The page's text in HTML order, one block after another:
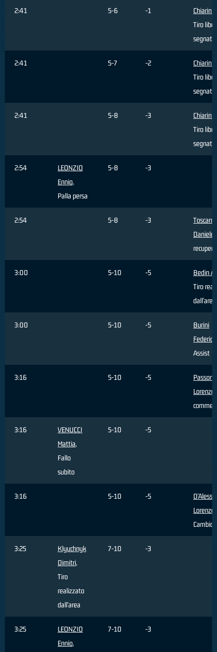
2:41 5-6 -1
Chiarini
Tiro
segnato
2:41 5-7 -2
Chiarini
Tiro
segnato
2:41 5-8 -3
Chiarini
Tiro
segnato
2:54
LEONZIO
Ennio,
Palla persa
5-8 -3
2:54 5-8 -3
Toscano
Daniele
3:00 5-10 -5
Bedin
Tiro
dall'area
3:00 5-10 -5
Burini
Federico
Assist
3:16 5-10 -5
Passoni
Lorenzo
3:16
VENUCCI
Mattia,
Fallo
subito
5-10 -5
3:16 5-10 -5
Lorenzo
Cambio
3:25
Klyuchnyk
Dimitri,
Tiro
realizzato
dall'area
7-10 -3
3:25
LEONZIO
Ennio,
7-10 -3